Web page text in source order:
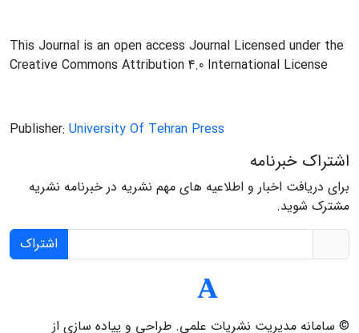
This Journal is an open access Journal Licensed under the
Creative Commons Attribution 4.0 International License
Publisher: University Of Tehran Press
اشتراک خبرنامه
برای دریافت اخبار و اطلاعیه های مهم نشریه در خبرنامه نشریه
مشترک شوید.
اشتراک
© سامانه مدیریت نشریات علمی. طراحی و پیاده سازی از